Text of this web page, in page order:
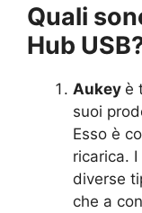
Quali
Hub
Aukey è
suoi
Esso è
ricarica.
diverse
che a